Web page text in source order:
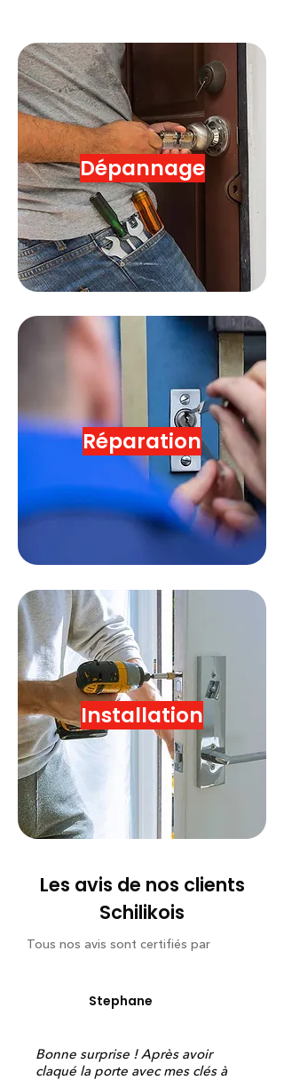
Dépannage
Réparation
Installation
Les avis de nos clients
Schilikois
Tous nos avis sont certifiés par
Stephane
Bonne surprise ! Après avoir
claqué la porte avec mes clés à